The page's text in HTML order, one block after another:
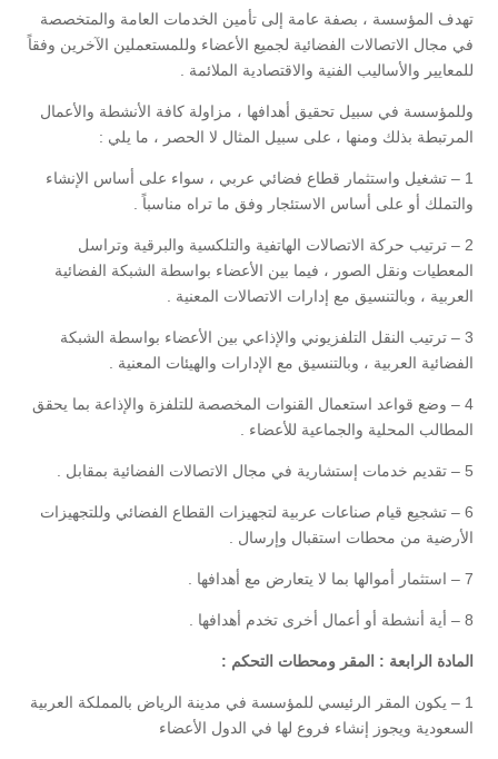
تهدف المؤسسة ، بصفة عامة إلى تأمين الخدمات العامة والمتخصصة
في مجال الاتصالات الفضائية لجميع الأعضاء وللمستعملين الآخرين وفقاً
للمعايير والأساليب الفنية والاقتصادية الملائمة .
وللمؤسسة في سبيل تحقيق أهدافها ، مزاولة كافة الأنشطة والأعمال
المرتبطة بذلك ومنها ، على سبيل المثال لا الحصر ، ما يلي :
1 – تشغيل واستثمار قطاع فضائي عربي ، سواء على أساس الإنشاء
والتملك أو على أساس الاستئجار وفق ما تراه مناسباً .
2 – ترتيب حركة الاتصالات الهاتفية والتلكسية والبرقية وتراسل
المعطيات ونقل الصور ، فيما بين الأعضاء بواسطة الشبكة الفضائية
العربية ، وبالتنسيق مع إدارات الاتصالات المعنية .
3 – ترتيب النقل التلفزيوني والإذاعي بين الأعضاء بواسطة الشبكة
الفضائية العربية ، وبالتنسيق مع الإدارات والهيئات المعنية .
4 – وضع قواعد استعمال القنوات المخصصة للتلفزة والإذاعة بما يحقق
المطالب المحلية والجماعية للأعضاء .
5 – تقديم خدمات إستشارية في مجال الاتصالات الفضائية بمقابل .
6 – تشجيع قيام صناعات عربية لتجهيزات القطاع الفضائي وللتجهيزات
الأرضية من محطات استقبال وإرسال .
7 – استثمار أموالها بما لا يتعارض مع أهدافها .
8 – أية أنشطة أو أعمال أخرى تخدم أهدافها .
المادة الرابعة : المقر ومحطات التحكم :
1 – يكون المقر الرئيسي للمؤسسة في مدينة الرياض بالمملكة العربية
السعودية ويجوز إنشاء فروع لها في الدول الأعضاء